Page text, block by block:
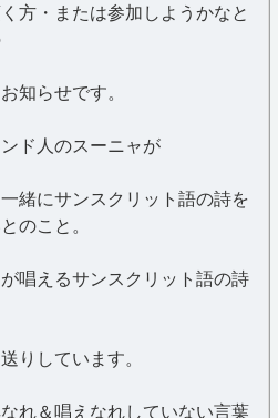
方・または参加しようかなと
知らせです。
ド人のスーニャが
緒にサンスクリット語の詩を
のこと。
唱えるサンスクリット語の詩
りしています。
れ＆唱えなれしていない言葉